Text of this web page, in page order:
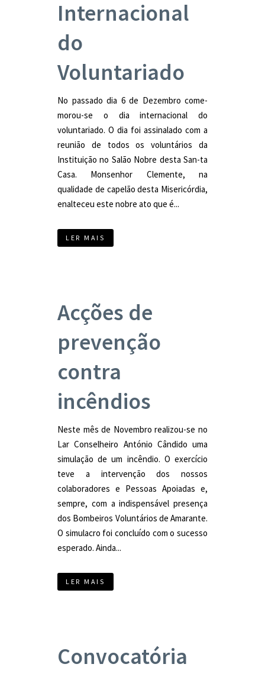
Internacional
do
Voluntariado
No passado dia 6 de Dezembro come-
morou-se o dia internacional do
voluntariado. O dia foi assinalado com a
reunião de todos os voluntários da
Instituição no Salão Nobre desta San-ta
Casa. Monsenhor Clemente, na
qualidade de capelão desta Misericórdia,
enalteceu este nobre ato que é...
LER MAIS
Acções de
prevenção
contra
incêndios
Neste mês de Novembro realizou-se no
Lar Conselheiro António Cândido uma
simulação de um incêndio. O exercício
teve a intervenção dos nossos
colaboradores e Pessoas Apoiadas e,
sempre, com a indispensável presença
dos Bombeiros Voluntários de Amarante.
O simulacro foi concluído com o sucesso
esperado. Ainda...
LER MAIS
Convocatória